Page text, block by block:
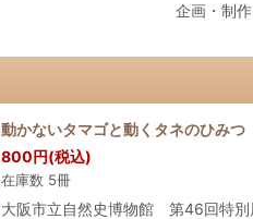
企画・制
動かないタマゴと動くタネのひみつ
800円(税込)
在庫数 5冊
大阪市立自然史博物館 第46回特